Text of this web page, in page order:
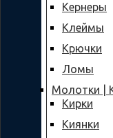
Кернеры
Клеймы
Крючки
Ломы
Молотки |
Кирки
Киянки